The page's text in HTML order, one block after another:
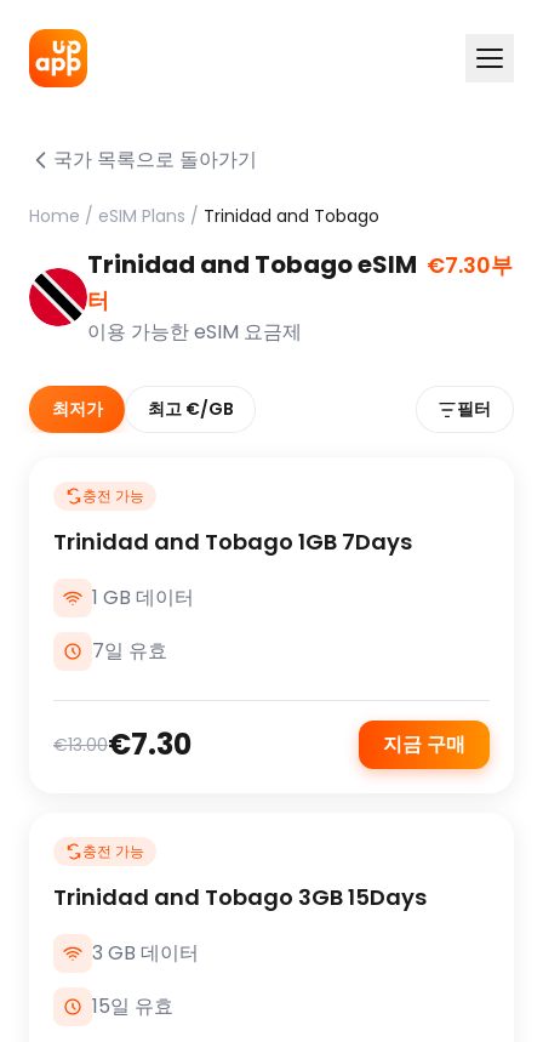
국가 목록으로 돌아가기
Home / eSIM Plans / Trinidad and Tobago
Trinidad and Tobago eSIM €7.30부
터
이용 가능한 eSIM 요금제
최저가 최고 €/GB 필터
충전 가능
Trinidad and Tobago 1GB 7Days
1 GB 데이터
7일 유효
€13.00€7.30 지금 구매
충전 가능
Trinidad and Tobago 3GB 15Days
3 GB 데이터
15일 유효